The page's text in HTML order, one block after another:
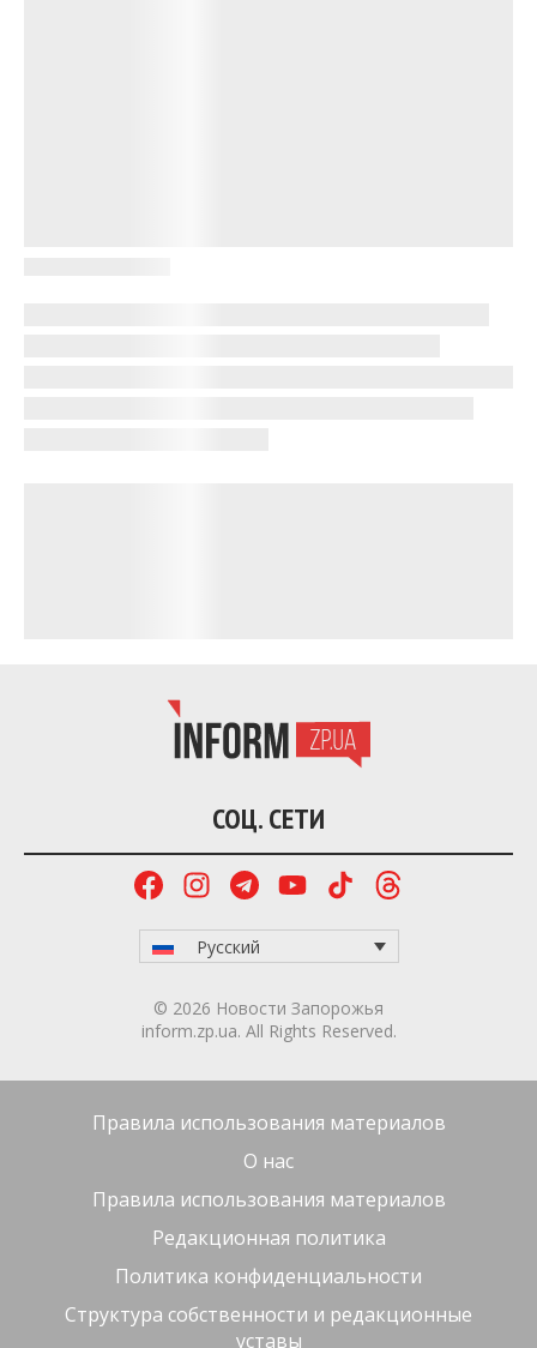
СОЦ. СЕТИ
Русский
© 2026 Новости Запорожья
inform.zp.ua. All Rights Reserved.
Правила использования материалов
О нас
Правила использования материалов
Редакционная политика
Политика конфиденциальности
Структура собственности и редакционные
уставы